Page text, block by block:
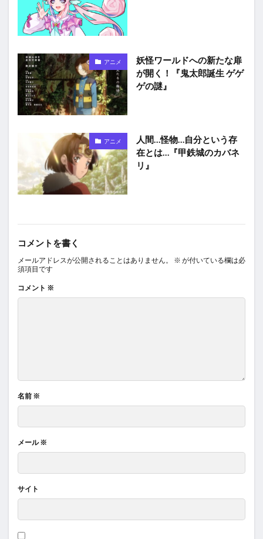
アニメ
妖怪ワールドへの新たな扉
が開く！『鬼太郎誕生 ゲゲ
ゲの謎』
アニメ
人間…怪物…自分という存
在とは…『甲鉄城のカバネ
リ』
コメントを書く
メールアドレスが公開されることはありません。 ※ が付いている欄は必
須項目です
コメント ※
名前 ※
メール※
サイト